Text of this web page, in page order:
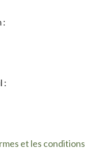
:
:
et les conditions